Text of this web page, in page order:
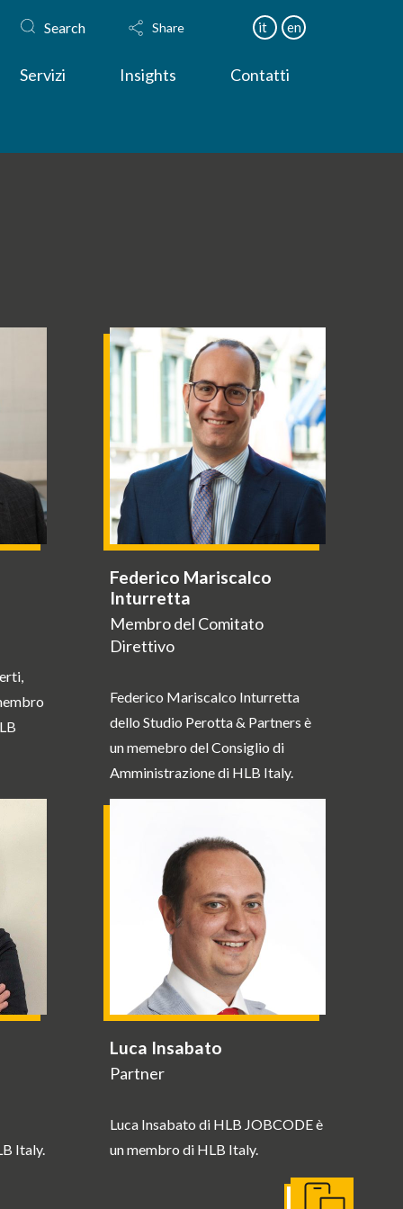
Search Share it en
Servizi Insights Contatti
Federico Mariscalco
Inturretta
Membro del Comitato
Direttivo
Federico Mariscalco Inturretta
dello Studio Perotta & Partners è
un memebro del Consiglio di
Amministrazione di HLB Italy.
Italy.
Luca Insabato
Partner
Luca Insabato di HLB JOBCODE è
un membro di HLB Italy.